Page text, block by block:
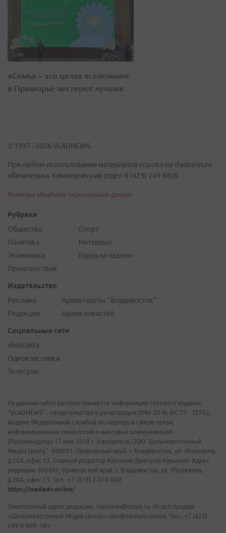
«Семья – это целая вселенная»:
в Приморье чествуют лучших
© 1997 - 2026 VLADNEWS
При любом использовании материалов ссылка на vladnews.ru
обязательна. Коммерческий отдел 8 (423) 249-8800
Политика обработки персональных данных
Рубрики
Общество
Политика
Экономика
Происшествия
Спорт
Интервью
Город на ладони
Издательство
Реклама
Редакция
Архив газеты "Владивосток"
Архив новостей
Социальные сети
vkontakte
Одноклассники
Телеграм
На данном сайте распространяется информация сетевого издания
"VLADNEWS" - свидетельство о регистрации СМИ ЭЛ № ФС 77 - 72742,
выдано Федеральной службой по надзору в сфере связи,
информационных технологий и массовых коммуникаций
(Роскомнадзор) 17 мая 2018 г. Учредитель ООО "Дальневосточный
Медиа Центр". 690091, Приморский край, г. Владивосток, ул. Уборевича,
д.20А, офис 13. Главный редактор Юркевич Дмитрий Юрьевич. Адрес
редакции: 690091, Приморский край, г. Владивосток, ул. Уборевича,
д.20А, офис 13. Тел.: +7 (423) 2-415-600.
https://mediadv.online/
Электронный адрес редакции: vladnews@inbox.ru. Отдел продаж
«Дальневосточный Медиа Центр» sale@mediadv.online. Тел.: +7 (423)
249-8-800. 18+